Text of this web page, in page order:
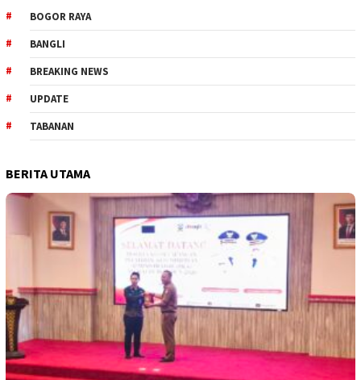
BOGOR RAYA
BANGLI
BREAKING NEWS
UPDATE
TABANAN
BERITA UTAMA